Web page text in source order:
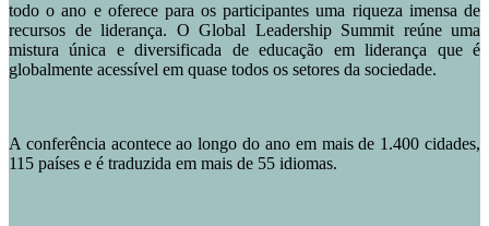
todo o ano e oferece para os participantes uma riqueza imensa de
recursos de liderança. O Global Leadership Summit reúne uma
mistura única e diversificada de educação em liderança que é
globalmente acessível em quase todos os setores da sociedade.
A conferência acontece ao longo do ano em mais de 1.400 cidades,
115 países e é traduzida em mais de 55 idiomas.